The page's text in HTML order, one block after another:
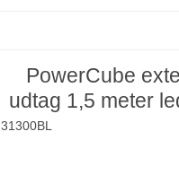
PowerCube
udtag 1,5 meter
31300BL